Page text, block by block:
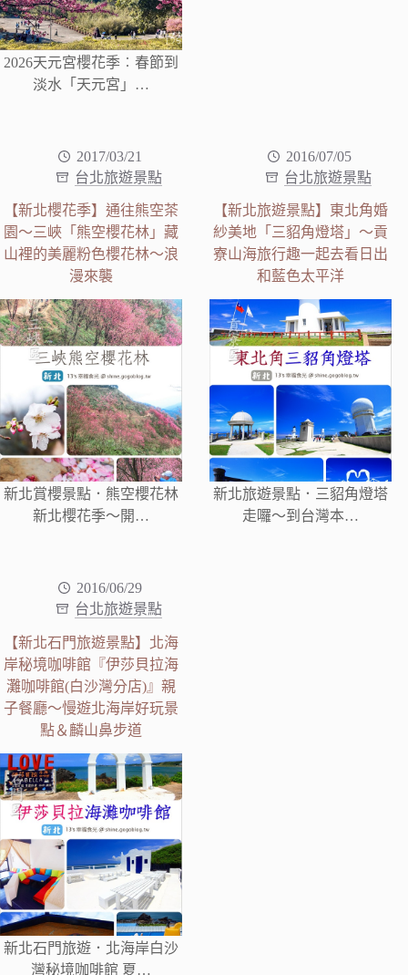
2026天元宮櫻花季︰春節到
淡水「天元宮」…
2017/03/21
台北旅遊景點
【新北櫻花季】通往熊空茶
園～三峽「熊空櫻花林」藏
山裡的美麗粉色櫻花林～浪
漫來襲
新北賞櫻景點．熊空櫻花林
新北櫻花季～開…
2016/07/05
台北旅遊景點
【新北旅遊景點】東北角婚
紗美地「三貂角燈塔」～貢
寮山海旅行趣一起去看日出
和藍色太平洋
新北旅遊景點．三貂角燈塔
走囉～到台灣本…
2016/06/29
台北旅遊景點
【新北石門旅遊景點】北海
岸秘境咖啡館『伊莎貝拉海
灘咖啡館(白沙灣分店)』親
子餐廳～慢遊北海岸好玩景
點＆麟山鼻步道
新北石門旅遊．北海岸白沙
灣秘境咖啡館 夏…